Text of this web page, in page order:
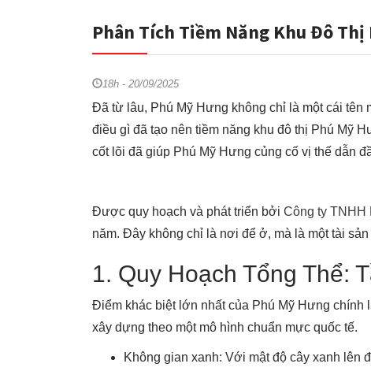
Phân Tích Tiềm Năng Khu Đô Thị
18h - 20/09/2025
Đã từ lâu, Phú Mỹ Hưng không chỉ là một cái tên
điều gì đã tạo nên tiềm năng khu đô thị Phú Mỹ
cốt lõi đã giúp Phú Mỹ Hưng củng cố vị thế dẫn
Được quy hoạch và phát triển bởi Công ty TNHH
năm. Đây không chỉ là nơi để ở, mà là một tài
1. Quy Hoạch Tổng Thể:
Điểm khác biệt lớn nhất của Phú Mỹ Hưng chính
xây dựng theo một mô hình chuẩn mực quốc tế.
Không gian xanh: Với mật độ cây xanh lên